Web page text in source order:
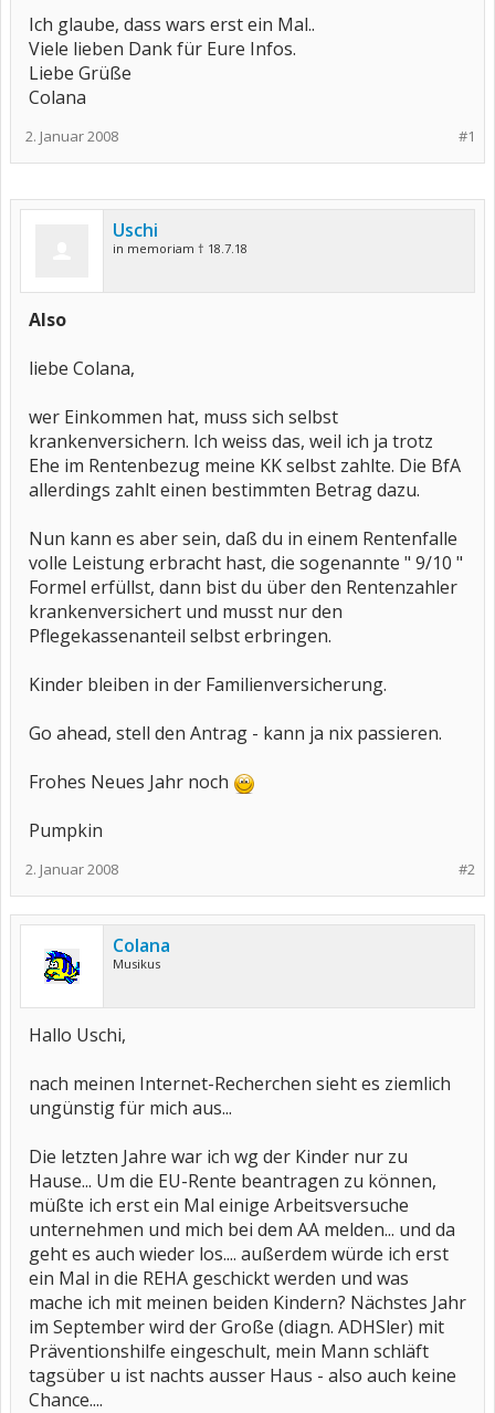
Ich glaube, dass wars erst ein Mal..
Viele lieben Dank für Eure Infos.
Liebe Grüße
Colana
#1
2. Januar 2008
Uschi
in memoriam † 18.7.18
Also
liebe Colana,
wer Einkommen hat, muss sich selbst
krankenversichern. Ich weiss das, weil ich ja trotz
Ehe im Rentenbezug meine KK selbst zahlte. Die BfA
allerdings zahlt einen bestimmten Betrag dazu.
Nun kann es aber sein, daß du in einem Rentenfalle
volle Leistung erbracht hast, die sogenannte " 9/10 "
Formel erfüllst, dann bist du über den Rentenzahler
krankenversichert und musst nur den
Pflegekassenanteil selbst erbringen.
Kinder bleiben in der Familienversicherung.
Go ahead, stell den Antrag - kann ja nix passieren.
Frohes Neues Jahr noch
Pumpkin
#2
2. Januar 2008
Colana
Musikus
Hallo Uschi,
nach meinen Internet-Recherchen sieht es ziemlich
ungünstig für mich aus...
Die letzten Jahre war ich wg der Kinder nur zu
Hause... Um die EU-Rente beantragen zu können,
müßte ich erst ein Mal einige Arbeitsversuche
unternehmen und mich bei dem AA melden... und da
geht es auch wieder los.... außerdem würde ich erst
ein Mal in die REHA geschickt werden und was
mache ich mit meinen beiden Kindern? Nächstes Jahr
im September wird der Große (diagn. ADHSler) mit
Präventionshilfe eingeschult, mein Mann schläft
tagsüber u ist nachts ausser Haus - also auch keine
Chance....